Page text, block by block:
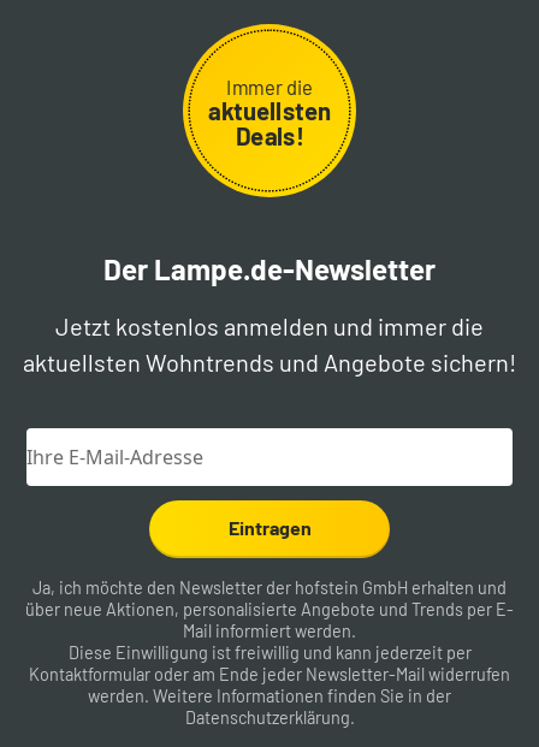
Immer die
aktuellsten
Deals!
Der Lampe.de-Newsletter
Jetzt kostenlos anmelden und immer die
aktuellsten Wohntrends und Angebote sichern!
Eintragen
Ja, ich möchte den Newsletter der hofstein GmbH erhalten und
über neue Aktionen, personalisierte Angebote und Trends per E-
Mail informiert werden.
Diese Einwilligung ist freiwillig und kann jederzeit per
Kontaktformular oder am Ende jeder Newsletter-Mail widerrufen
werden. Weitere Informationen finden Sie in der
Datenschutzerklärung.